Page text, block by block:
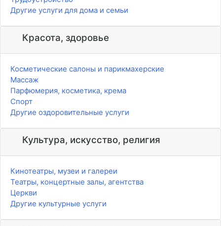
Другие услуги для дома и семьи
Красота, здоровье
Косметические салоны и парикмахерские
Массаж
Парфюмерия, косметика, крема
Спорт
Другие оздоровительные услуги
Культура, искусство, религия
Кинотеатры, музеи и галереи
Театры, концертные залы, агентства
Церкви
Другие культурные услуги